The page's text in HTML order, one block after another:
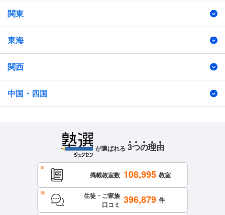
関東
東海
関西
中国・四国
が選ばれる 3つの理由
掲載教室数 108,995 教室
生徒・ご家族
口コミ 396,879 件